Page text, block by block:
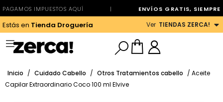
PAGAMOS IMPUESTOS AQUÍ | ENVÍOS GRATIS, SIEMPRE
Estás en Tienda Droguería Ver TIENDAS ZERCA!
Inicio / Cuidado Cabello / Otros Tratamientos cabello / Aceite
Capilar Extraordinario Coco 100 ml Elvive